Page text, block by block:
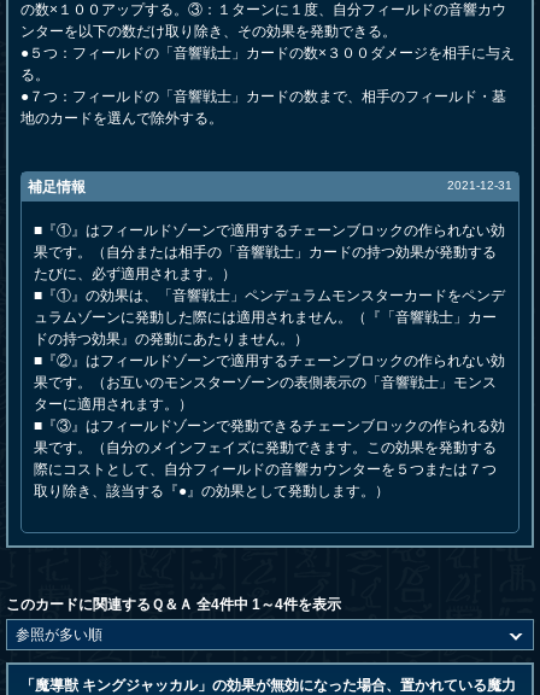
の数×１００アップする。③：１ターンに１度、自分フィールドの音響カウ
ンターを以下の数だけ取り除き、その効果を発動できる。
●５つ：フィールドの「音響戦士」カードの数×３００ダメージを相手に与え
る。
●７つ：フィールドの「音響戦士」カードの数まで、相手のフィールド・墓
地のカードを選んで除外する。
補足情報 2021-12-31
■『①』はフィールドゾーンで適用するチェーンブロックの作られない効
果です。（自分または相手の「音響戦士」カードの持つ効果が発動する
たびに、必ず適用されます。）
■『①』の効果は、「音響戦士」ペンデュラムモンスターカードをペンデ
ュラムゾーンに発動した際には適用されません。（『「音響戦士」カー
ドの持つ効果』の発動にあたりません。）
■『②』はフィールドゾーンで適用するチェーンブロックの作られない効
果です。（お互いのモンスターゾーンの表側表示の「音響戦士」モンス
ターに適用されます。）
■『③』はフィールドゾーンで発動できるチェーンブロックの作られる効
果です。（自分のメインフェイズに発動できます。この効果を発動する
際にコストとして、自分フィールドの音響カウンターを５つまたは７つ
取り除き、該当する『●』の効果として発動します。）
このカードに関連するＱ＆Ａ 全4件中 1～4件を表示
「魔導獣 キングジャッカル」の効果が無効になった場合、置かれている魔力